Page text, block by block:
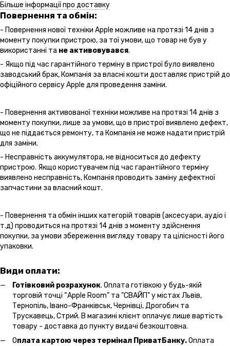
Більше інформації про доставку
Повернення та обмін:
- Повернення нової техніки Apple можливе на протязі 14 днів з
моменту покупки пристрою, за тої умови, що товар не був у
використанні та не активовувався.
- Якщо під час гарантійного терміну в пристрої було виявлено
заводський брак, Компанія за власні кошти доставляє пристрій до
офіційного сервісу Apple для проведення заміни.
- Повернення активованої техніки можливе на протязі 14 днів з
моменту покупки, лише за умови, що в пристрої виявлено дефект,
що не піддається ремонту, та Компанія не може надати пристрій
для заміни.
- Несправність аккумулятора, не відноситься до дефекту
пристрою. Якщо користувачем під час гарантійного терміну
виявлено несправність, Компанія проводить заміну дефектної
запчастини за власний кошт.
- Повернення та обмін інших категорій товарів (аксесуари, аудіо і
т.д) проводиться на протязі 14 днів з моменту здійснення
покупки, за умови збереження вигляду товару та цілісності його
упаковки.
Види оплати:
Готівковий розрахунок. Оплата готівкою у будь-якій
торговій точці “Apple Room” та "СВАЙП" у містах Львів,
Тернопіль, Івано-Франківськ, Чернівці, Дрогобич та
Трускавець, Стрий. В магазині клієнт оплачує лише вартість
товару - доставка до пункту видачі безкоштовна.
Оплата картою через термінал ПриватБанку.Оплата